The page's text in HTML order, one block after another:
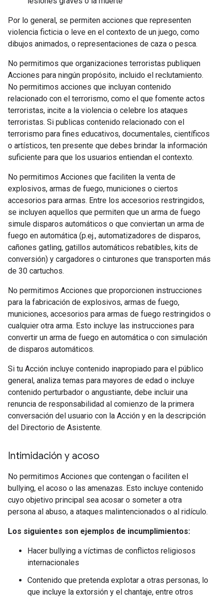
Por lo general, se permiten acciones que representen
violencia ficticia o leve en el contexto de un juego, como
dibujos animados, o representaciones de caza o pesca.
No permitimos que organizaciones terroristas publiquen
Acciones para ningún propósito, incluido el reclutamiento.
No permitimos acciones que incluyan contenido
relacionado con el terrorismo, como el que fomente actos
terroristas, incite a la violencia o celebre los ataques
terroristas. Si publicas contenido relacionado con el
terrorismo para fines educativos, documentales, científicos
o artísticos, ten presente que debes brindar la información
suficiente para que los usuarios entiendan el contexto.
No permitimos Acciones que faciliten la venta de
explosivos, armas de fuego, municiones o ciertos
accesorios para armas. Entre los accesorios restringidos,
se incluyen aquellos que permiten que un arma de fuego
simule disparos automáticos o que conviertan un arma de
fuego en automática (p.ej., automatizadores de disparos,
cañones gatling, gatillos automáticos rebatibles, kits de
conversión) y cargadores o cinturones que transporten más
de 30 cartuchos.
No permitimos Acciones que proporcionen instrucciones
para la fabricación de explosivos, armas de fuego,
municiones, accesorios para armas de fuego restringidos o
cualquier otra arma. Esto incluye las instrucciones para
convertir un arma de fuego en automática o con simulación
de disparos automáticos.
Si tu Acción incluye contenido inapropiado para el público
general, analiza temas para mayores de edad o incluye
contenido perturbador o angustiante, debe incluir una
renuncia de responsabilidad al comienzo de la primera
conversación del usuario con la Acción y en la descripción
del Directorio de Asistente.
Intimidación y acoso
No permitimos Acciones que contengan o faciliten el
bullying, el acoso o las amenazas. Esto incluye contenido
cuyo objetivo principal sea acosar o someter a otra
persona al abuso, a ataques malintencionados o al ridículo.
Los siguientes son ejemplos de incumplimientos:
Hacer bullying a víctimas de conflictos religiosos
internacionales
Contenido que pretenda explotar a otras personas, lo
que incluye la extorsión y el chantaje, entre otros